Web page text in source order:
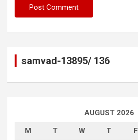
samvad-13895/ 136
AUGUST 2026
M T W T F